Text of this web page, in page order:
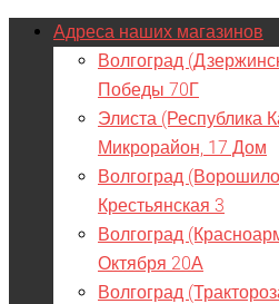
Адреса наших магазинов
Волгоград
Победы 70Г
Элиста (Республика
Микрорайон, 17 Дом
Волгоград
Крестьянская 3
Волгоград
Октября 20А
Волгоград